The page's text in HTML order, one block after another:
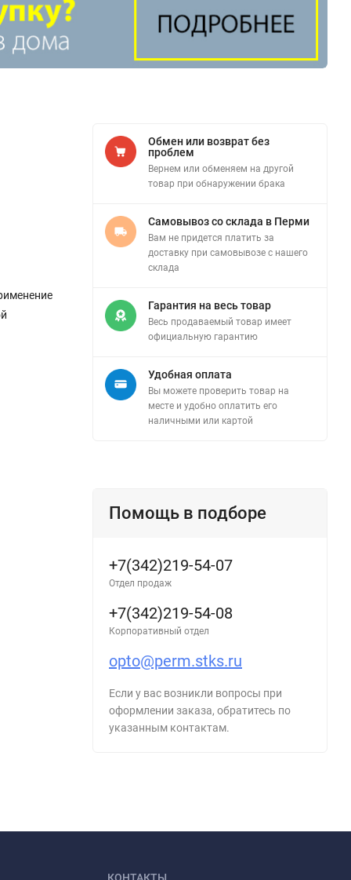
Обмен или возврат без
проблем
Вернем или обменяем на другой
товар при обнаружении брака
Самовывоз со склада в Перми
Вам не придется платить за
доставку при самовывозе с нашего
склада
Гарантия на весь товар
Весь продаваемый товар имеет
официальную гарантию
Удобная оплата
Вы можете проверить товар на
месте и удобно оплатить его
наличными или картой
Помощь в подборе
+7(342)219-54-07
Отдел продаж
+7(342)219-54-08
Корпоративный отдел
opto@perm.stks.ru
Если у вас возникли вопросы при
оформлении заказа, обратитесь по
указанным контактам.